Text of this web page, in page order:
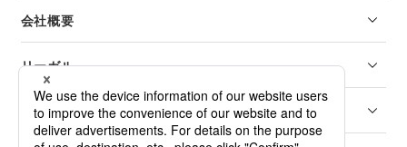
会社概要
リーガル
カスタマーサービス